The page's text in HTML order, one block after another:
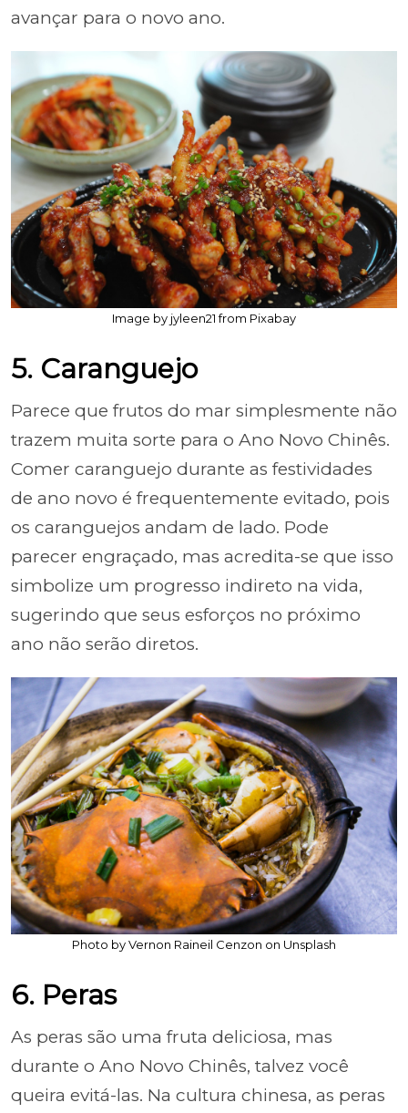
avançar para o novo ano.
Image by jyleen21 from Pixabay
5. Caranguejo
Parece que frutos do mar simplesmente não
trazem muita sorte para o Ano Novo Chinês.
Comer caranguejo durante as festividades
de ano novo é frequentemente evitado, pois
os caranguejos andam de lado. Pode
parecer engraçado, mas acredita-se que isso
simbolize um progresso indireto na vida,
sugerindo que seus esforços no próximo
ano não serão diretos.
Photo by Vernon Raineil Cenzon on Unsplash
6. Peras
As peras são uma fruta deliciosa, mas
durante o Ano Novo Chinês, talvez você
queira evitá-las. Na cultura chinesa, as peras